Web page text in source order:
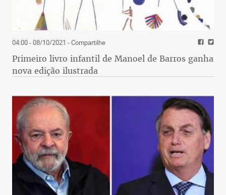
04:00 - 08/10/2021 - Compartilhe
Primeiro livro infantil de Manoel de Barros ganha
nova edição ilustrada